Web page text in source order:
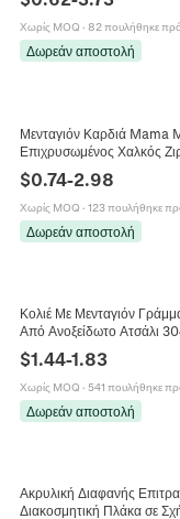
Της Μητέρας
Χωρίς MOQ · 82 πουλήθηκε
Δωρεάν αποστολή
Μενταγιόν Καρδιά Mama
Επιχρυσωμένος Χαλκός
Για Δώρο Ημέρας Της
$0.74-2.98
Χωρίς MOQ · 123 πουλήθηκε
Δωρεάν αποστολή
Κολιέ Με Μενταγιόν
Από Ανοξείδωτο Ατσάλι
Γυαλισμένο Κόσμημα Για
Δώρο Γιορτής Της
$1.44-1.83
Χωρίς MOQ · 541 πουλήθηκε
Δωρεάν αποστολή
Ακρυλική Διαφανής
Διακοσμητική Πλάκα σε